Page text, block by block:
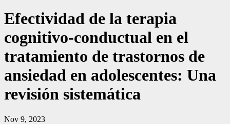
Efectividad de la terapia
cognitivo-conductual en el
tratamiento de trastornos de
ansiedad en adolescentes: Una
revisión sistemática
Nov 9, 2023